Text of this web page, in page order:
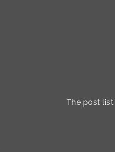
The post